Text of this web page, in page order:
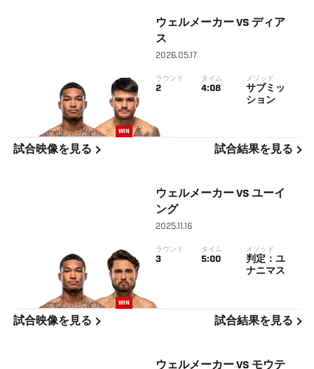
WIN
ウェルメーカー VS ディア
ス
2026.05.17
ラウンド
2
タイム
4:08
メソッド
サブミッ
ション
試合映像を見る 試合結果を見る
WIN
ウェルメーカー VS ユーイ
ング
2025.11.16
ラウンド
3
タイム
5:00
メソッド
判定：ユ
ナニマス
試合映像を見る 試合結果を見る
ウェルメーカー VS モウテ